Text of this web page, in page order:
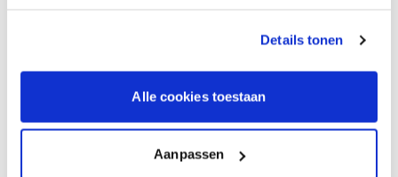
Details tonen
Alle cookies toestaan
Aanpassen
Ga samen met de kleuradviseur door je
Krijg kleuradvies op basis van de lichtinval
van je muren.